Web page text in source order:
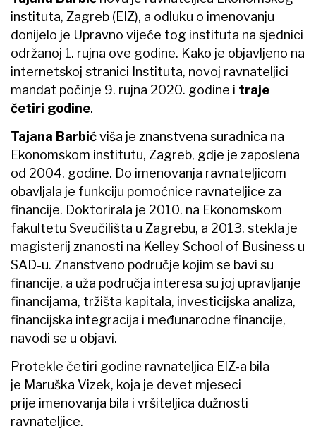
instituta, Zagreb (EIZ), a odluku o imenovanju
donijelo je Upravno vijeće tog instituta na sjednici
održanoj 1. rujna ove godine. Kako je objavljeno na
internetskoj stranici Instituta, novoj ravnateljici
mandat počinje 9. rujna 2020. godine i traje
četiri godine.
Tajana Barbićviša je znanstvena suradnica na
Ekonomskom institutu, Zagreb, gdje je zaposlena
od 2004. godine. Do imenovanja ravnateljicom
obavljala je funkciju pomoćnice ravnateljice za
financije. Doktorirala je 2010. na Ekonomskom
fakultetu Sveučilišta u Zagrebu, a 2013. stekla je
magisterij znanosti na Kelley School of Business u
SAD-u. Znanstveno područje kojim se bavi su
financije, a uža područja interesa su joj upravljanje
financijama, tržišta kapitala, investicijska analiza,
financijska integracija i međunarodne financije,
navodi se u objavi.
Protekle četiri godine ravnateljica EIZ-a bila
je Maruška Vizek, koja je devet mjeseci
prije imenovanja bila i vršiteljica dužnosti
ravnateljice.